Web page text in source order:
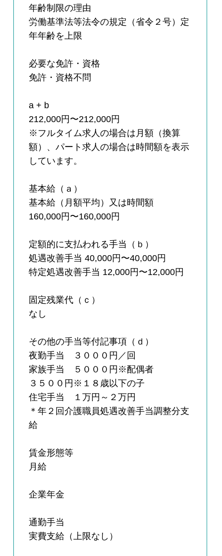
年齢制限の理由
労働基準法等法令の規定（省令２号）定
年年齢を上限
必要な免許・資格
免許・資格不問
a + b
212,000円〜212,000円
※フルタイム求人の場合は月額（換算
額）、パート求人の場合は時間額を表示
しています。
基本給（ａ）
基本給（月額平均）又は時間額
160,000円〜160,000円
定額的に支払われる手当（ｂ）
処遇改善手当 40,000円〜40,000円
特定処遇改善手当 12,000円〜12,000円
固定残業代（ｃ）
なし
その他の手当等付記事項（ｄ）
夜勤手当 ３０００円／回
家族手当 ５０００円※配偶者
３５００円※１８歳以下の子
住宅手当 １万円～２万円
＊年２回介護職員処遇改善手当調整分支
給
賃金形態等
月給
企業年金
通勤手当
実費支給（上限なし）